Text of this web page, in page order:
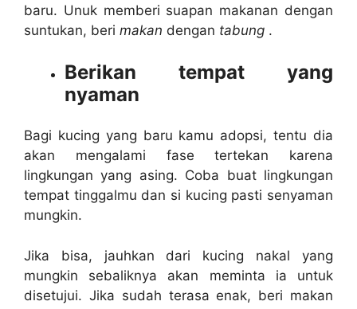
baru. Unuk memberi suapan makanan dengan
suntukan, beri makan dengan tabung .
Berikan tempat yang
nyaman
Bagi kucing yang baru kamu adopsi, tentu dia
akan mengalami fase tertekan karena
lingkungan yang asing. Coba buat lingkungan
tempat tinggalmu dan si kucing pasti senyaman
mungkin.
Jika bisa, jauhkan dari kucing nakal yang
mungkin sebaliknya akan meminta ia untuk
disetujui. Jika sudah terasa enak, beri makan